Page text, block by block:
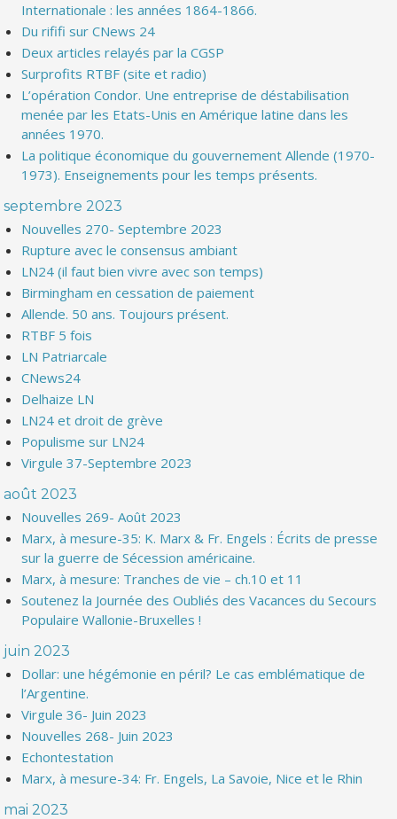
Internationale : les années 1864-1866.
Du rififi sur CNews 24
Deux articles relayés par la CGSP
Surprofits RTBF (site et radio)
L’opération Condor. Une entreprise de déstabilisation
menée par les Etats-Unis en Amérique latine dans les
années 1970.
La politique économique du gouvernement Allende (1970-
1973). Enseignements pour les temps présents.
septembre 2023
Nouvelles 270- Septembre 2023
Rupture avec le consensus ambiant
LN24 (il faut bien vivre avec son temps)
Birmingham en cessation de paiement
Allende. 50 ans. Toujours présent.
RTBF 5 fois
LN Patriarcale
CNews24
Delhaize LN
LN24 et droit de grève
Populisme sur LN24
Virgule 37-Septembre 2023
août 2023
Nouvelles 269- Août 2023
Marx, à mesure-35: K. Marx & Fr. Engels : Écrits de presse
sur la guerre de Sécession américaine.
Marx, à mesure: Tranches de vie – ch.10 et 11
Soutenez la Journée des Oubliés des Vacances du Secours
Populaire Wallonie-Bruxelles !
juin 2023
Dollar: une hégémonie en péril? Le cas emblématique de
l’Argentine.
Virgule 36- Juin 2023
Nouvelles 268- Juin 2023
Echontestation
Marx, à mesure-34: Fr. Engels, La Savoie, Nice et le Rhin
mai 2023